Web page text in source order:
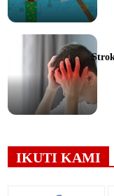
IKUTI KAMI